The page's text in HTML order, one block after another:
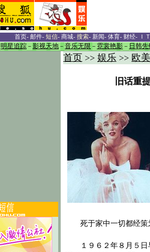
首页- 邮件- 短信- 商城- 搜索- 新闻- 体育- 财经- Ｉ
明星追踪 － 影视天地 － 音乐无限 － 霓裳艳影 － 日韩先
首页 >> 娱乐 >> 欧
旧话重
死于家中一切都经策
１９６２年８月５日